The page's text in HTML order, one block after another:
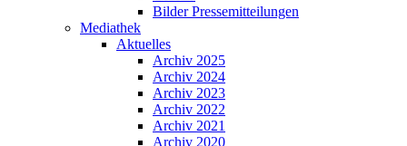
Bilder Pressemitteilungen
Mediathek
Aktuelles
Archiv 2025
Archiv 2024
Archiv 2023
Archiv 2022
Archiv 2021
Archiv 2020